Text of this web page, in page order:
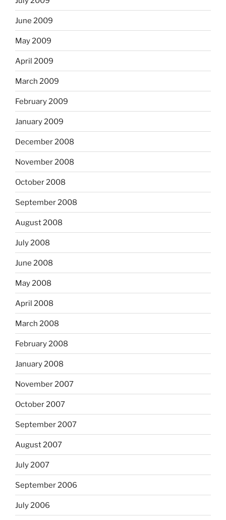
June 2009
May 2009
April 2009
March 2009
February 2009
January 2009
December 2008
November 2008
October 2008
September 2008
August 2008
July 2008
June 2008
May 2008
April 2008
March 2008
February 2008
January 2008
November 2007
October 2007
September 2007
August 2007
July 2007
September 2006
July 2006